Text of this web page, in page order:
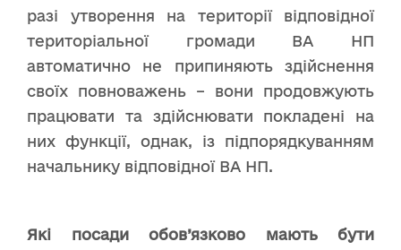
разі утворення на території відповідної
територіальної громади ВА НП
автоматично не припиняють здійснення
своїх повноважень – вони продовжують
працювати та здійснювати покладені на
них функції, однак, із підпорядкуванням
начальнику відповідної ВА НП.
Які посади обов’язково мають бути